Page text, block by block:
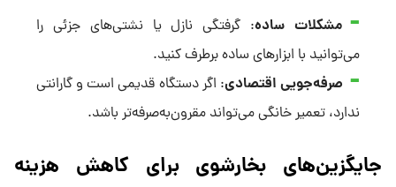
مشکلات ساده: گرفتگی نازل یا نشتی‌های جزئی را
می‌توانید با ابزارهای ساده برطرف کنید.
صرفه‌جویی اقتصادی: اگر دستگاه قدیمی است و گارانتی
ندارد، تعمیر خانگی می‌تواند مقرون‌به‌صرفه‌تر باشد.
جایگزین‌های بخارشوی برای کاهش هزینه